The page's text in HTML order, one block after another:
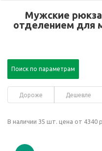
Мужские
отделением для
Поиск по параметрам
Дороже Дешевле
В наличии 35 шт. цена от 4340